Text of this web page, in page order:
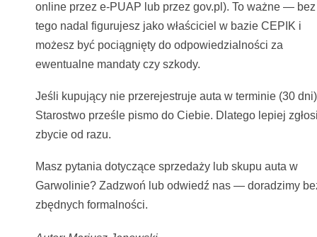
online przez e-PUAP lub przez gov.pl). To ważne — bez
tego nadal figurujesz jako właściciel w bazie CEPIK i
możesz być pociągnięty do odpowiedzialności za
ewentualne mandaty czy szkody.
Jeśli kupujący nie przerejestruje auta w terminie (30
Starostwo prześle pismo do Ciebie. Dlatego lepiej
zbycie od razu.
Masz pytania dotyczące sprzedaży lub skupu auta w
Garwolinie? Zadzwoń lub odwiedź nas — doradzimy
zbędnych formalności.